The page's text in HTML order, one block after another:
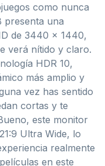
como nunca
presenta una
de 3440 x 1440,
verá nítido y claro.
HDR 10,
más amplio y
vez has sentido
cortas y te
este monitor
Ultra Wide, lo
realmente
en este